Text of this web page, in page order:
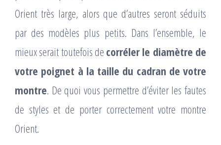
Orient très large, alors que d’autres seront séduits
par des modèles plus petits. Dans l’ensemble, le
mieux serait toutefois de corréler le diamètre de
votre poignet à la taille du cadran de votre
montre. De quoi vous permettre d’éviter les fautes
de styles et de porter correctement votre montre
Orient.